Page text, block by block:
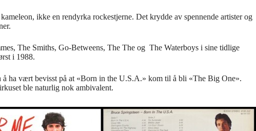
ikke en rendyrka rockestjerne. Det krydde av spennende artister og
The Smiths, Go-Betweens, The The og The Waterboys i sine tidlige
i 1988.
å ha vært bevisst på at «Born in the U.S.A.» kom til å bli «The Big One».
ble naturlig nok ambivalent.